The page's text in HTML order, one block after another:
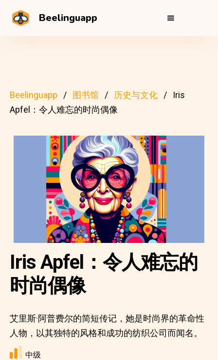
Beelinguapp
Beelinguapp 图书馆 历史与文化
Iris
Apfel：令人难忘的时尚偶像
Iris Apfel：令人难忘的
时尚偶像
艾里斯·阿普费尔的简短传记，她是时尚界的革命性
人物，以其独特的风格和成功的纺织公司而闻名。
中级